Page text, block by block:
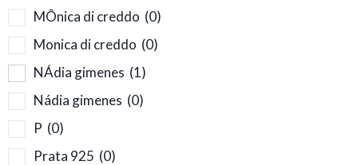
MÔnica di creddo (0)
Monica di creddo (0)
NÁdia gimenes (1)
Nádia gimenes (0)
P (0)
Prata 925 (0)